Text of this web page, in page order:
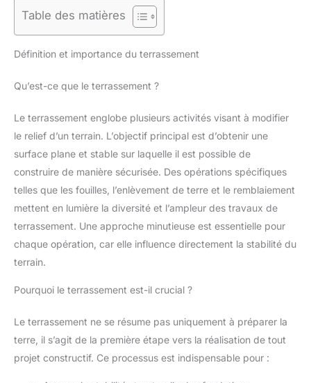
Table des matières
Définition et importance du terrassement
Qu’est-ce que le terrassement ?
Le terrassement englobe plusieurs activités visant à modifier
le relief d’un terrain. L’objectif principal est d’obtenir une
surface plane et stable sur laquelle il est possible de
construire de manière sécurisée. Des opérations spécifiques
telles que les fouilles, l’enlèvement de terre et le remblaiement
mettent en lumière la diversité et l’ampleur des travaux de
terrassement. Une approche minutieuse est essentielle pour
chaque opération, car elle influence directement la stabilité du
terrain.
Pourquoi le terrassement est-il crucial ?
Le terrassement ne se résume pas uniquement à préparer la
terre, il s’agit de la première étape vers la réalisation de tout
projet constructif. Ce processus est indispensable pour :